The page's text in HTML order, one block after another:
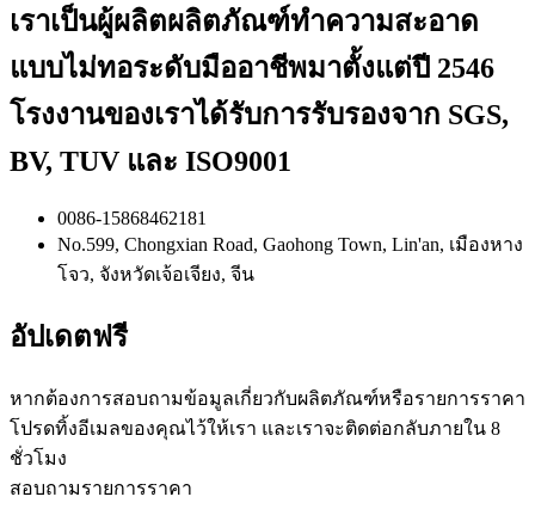
เราเป็นผู้ผลิตผลิตภัณฑ์ทำความสะอาด
แบบไม่ทอระดับมืออาชีพมาตั้งแต่ปี 2546
โรงงานของเราได้รับการรับรองจาก SGS,
BV, TUV และ ISO9001
0086-15868462181
No.599, Chongxian Road, Gaohong Town, Lin'an, เมืองหาง
โจว, จังหวัดเจ้อเจียง, จีน
อัปเดตฟรี
หากต้องการสอบถามข้อมูลเกี่ยวกับผลิตภัณฑ์หรือรายการราคา
โปรดทิ้งอีเมลของคุณไว้ให้เรา และเราจะติดต่อกลับภายใน 8
ชั่วโมง
สอบถามรายการราคา